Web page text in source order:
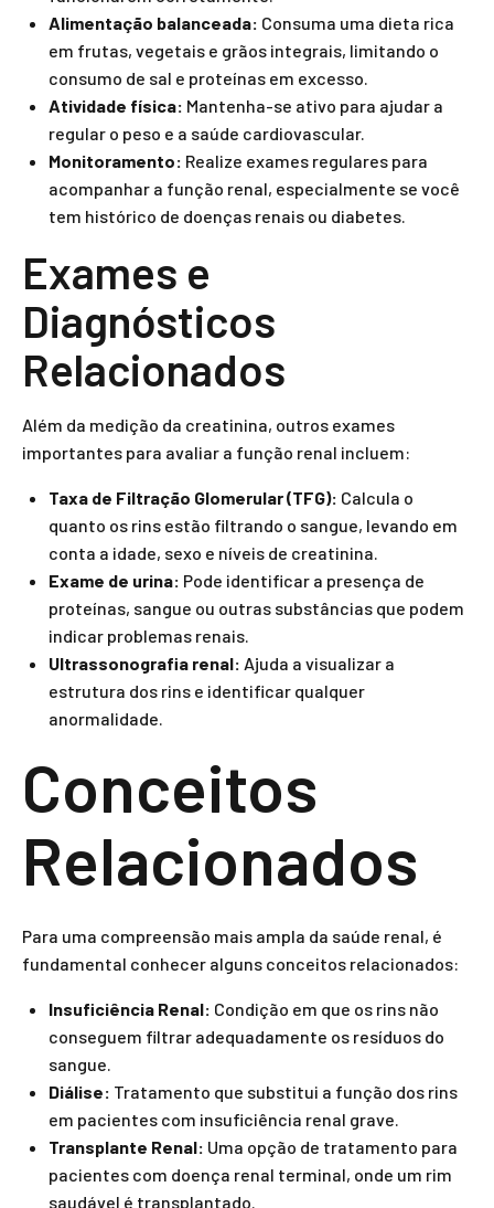
Alimentação balanceada: Consuma uma dieta rica
em frutas, vegetais e grãos integrais, limitando o
consumo de sal e proteínas em excesso.
Atividade física: Mantenha-se ativo para ajudar a
regular o peso e a saúde cardiovascular.
Monitoramento: Realize exames regulares para
acompanhar a função renal, especialmente se você
tem histórico de doenças renais ou diabetes.
Exames e
Diagnósticos
Relacionados
Além da medição da creatinina, outros exames
importantes para avaliar a função renal incluem:
Taxa de Filtração Glomerular (TFG): Calcula o
quanto os rins estão filtrando o sangue, levando em
conta a idade, sexo e níveis de creatinina.
Exame de urina: Pode identificar a presença de
proteínas, sangue ou outras substâncias que podem
indicar problemas renais.
Ultrassonografia renal: Ajuda a visualizar a
estrutura dos rins e identificar qualquer
anormalidade.
Conceitos
Relacionados
Para uma compreensão mais ampla da saúde renal, é
fundamental conhecer alguns conceitos relacionados:
Insuficiência Renal: Condição em que os rins não
conseguem filtrar adequadamente os resíduos do
sangue.
Diálise: Tratamento que substitui a função dos rins
em pacientes com insuficiência renal grave.
Transplante Renal: Uma opção de tratamento para
pacientes com doença renal terminal, onde um rim
saudável é transplantado.